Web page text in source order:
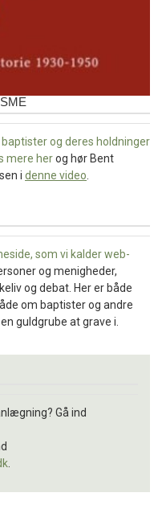
og deres holdninger
mere herog hør Bent
i denne video
som vi kalder web-
og menigheder,
og debat. Her er både
om baptister og andre
guldgrube at grave i.
Gå ind